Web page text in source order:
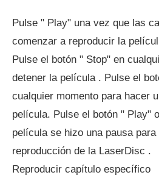
Pulse " Play" una vez que las
comenzar a reproducir la
Pulse el botón " Stop" en
detener la película . Pulse el
cualquier momento para hacer
película. Pulse el botón " Play"
película se hizo una pausa para
reproducción de la LaserDisc .
Reproducir capítulo específico